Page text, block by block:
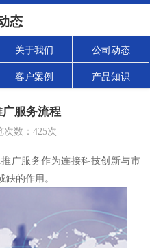
态
关于我们 公司动态
客户案例 产品知识
服务流程
数： 425次
广服务作为连接科技创新与市
的作用。